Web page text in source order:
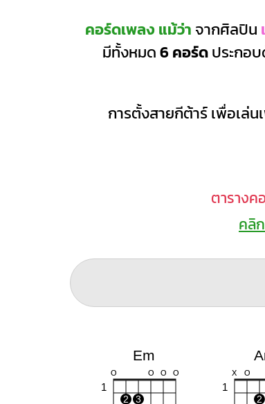
คอร์ดเพลง แม้ว่า จากศิลปิน
มีทั้งหมด6 คอร์ดประกอ
การตั้งสายกีต้าร์ เพื่อเล่น
ตาราง
คลิ
Em
O O O O
1
2 3
X O
1
2